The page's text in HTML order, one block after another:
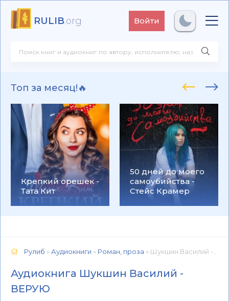
RULIB.org Войти
Топ за месяц!🔥
Крепкий орешек -
Тата Кит
50 дней до моего
самоубийства -
Стейс Крамер
Рулиб »Аудиокниги » Роман, проза » Шукшин Василий - ВЕРУЮ 📕 - Книга онлайн бесплатно
Аудиокнига Шукшин Василий -
ВЕРУЮ